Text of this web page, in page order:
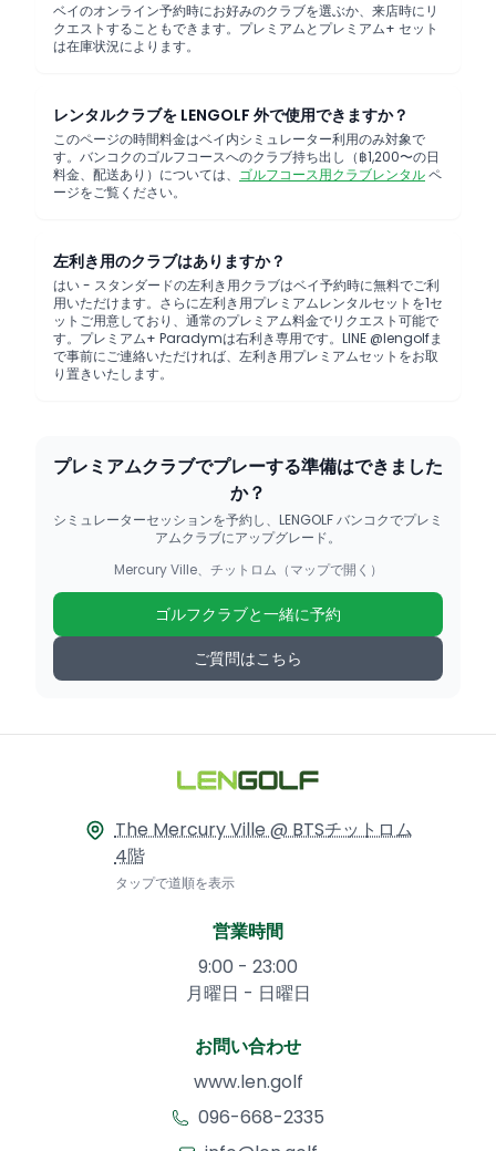
ベイのオンライン予約時にお好みのクラブを選ぶか、来店時にリ
クエストすることもできます。プレミアムとプレミアム+ セット
は在庫状況によります。
レンタルクラブを LENGOLF 外で使用できますか？
このページの時間料金はベイ内シミュレーター利用のみ対象で
す。バンコクのゴルフコースへのクラブ持ち出し（฿1,200〜の日
料金、配送あり）については、 ゴルフコース用クラブレンタルペ
ージをご覧ください。
左利き用のクラブはありますか？
はい - スタンダードの左利き用クラブはベイ予約時に無料でご利
用いただけます。さらに左利き用プレミアムレンタルセットを1セ
ットご用意しており、通常のプレミアム料金でリクエスト可能で
す。プレミアム+ Paradymは右利き専用です。LINE @lengolfま
で事前にご連絡いただければ、左利き用プレミアムセットをお取
り置きいたします。
プレミアムクラブでプレーする準備はできました
か？
シミュレーターセッションを予約し、LENGOLF バンコクでプレミ
アムクラブにアップグレード。
Mercury Ville、チットロム（マップで開く）
ゴルフクラブと一緒に予約
ご質問はこちら
The Mercury Ville @ BTSチットロム
4階
タップで道順を表示
営業時間
9:00 - 23:00
月曜日 - 日曜日
お問い合わせ
www.len.golf
096-668-2335